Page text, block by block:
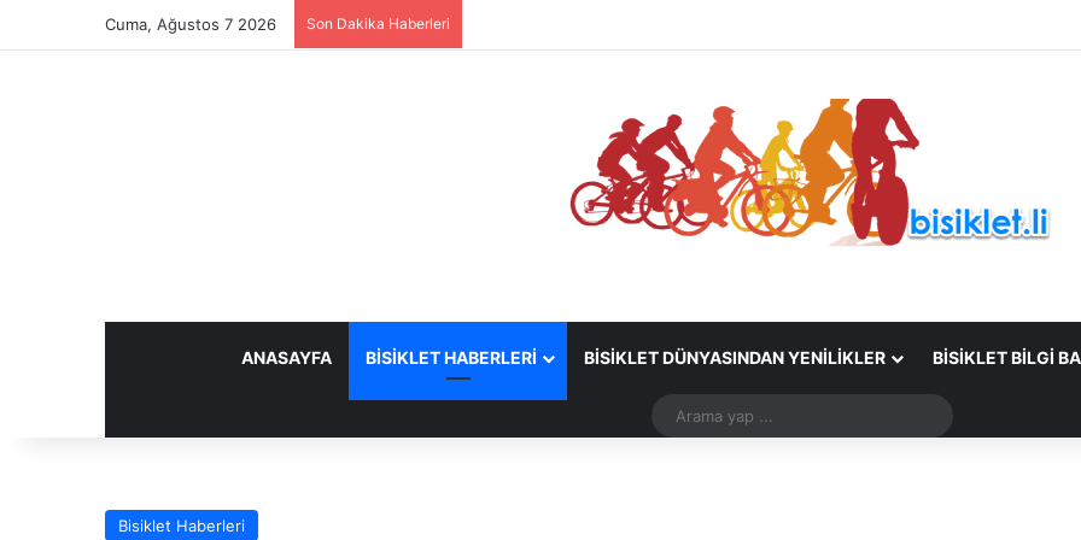
Cuma, Ağustos 7 2026 Son Dakika Haberleri
ANASAYFA BISIKLET HABERLERI BISIKLET DÜNYASINDAN YENILIKLER BISIKLET BILGI
Bisiklet Haberleri